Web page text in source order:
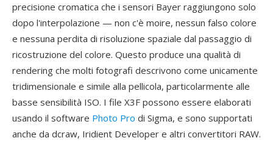
precisione cromatica che i sensori Bayer raggiungono solo
dopo l'interpolazione — non c'è moire, nessun falso colore
e nessuna perdita di risoluzione spaziale dal passaggio di
ricostruzione del colore. Questo produce una qualità di
rendering che molti fotografi descrivono come unicamente
tridimensionale e simile alla pellicola, particolarmente alle
basse sensibilità ISO. I file X3F possono essere elaborati
usando il software Photo Pro di Sigma, e sono supportati
anche da dcraw, Iridient Developer e altri convertitori RAW.